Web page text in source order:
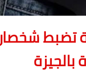
تضبط
بالجيزة